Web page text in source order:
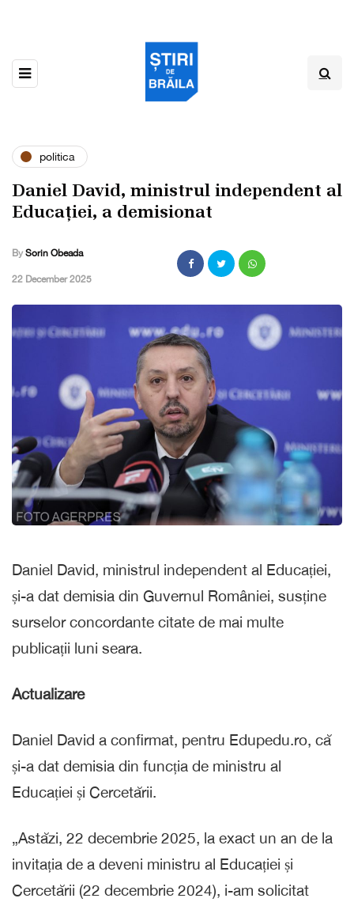
politica
Daniel David, ministrul independent al
Educației, a demisionat
By Sorin Obeada
,22 December 2025
Daniel David, ministrul independent al Educației,
și-a dat demisia din Guvernul României, susține
surselor concordante citate de mai multe
publicații luni seara.
Actualizare
Daniel David a confirmat, pentru Edupedu.ro, că
și-a dat demisia din funcția de ministru al
Educației și Cercetării.
„Astăzi, 22 decembrie 2025, la exact un an de la
invitația de a deveni ministru al Educației și
Cercetării (22 decembrie 2024), i-am solicitat